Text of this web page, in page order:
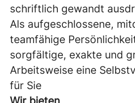
schriftlich gewandt
Als aufgeschlossene,
teamfähige
sorgfältige, exakte und
Arbeitsweise eine
für Sie